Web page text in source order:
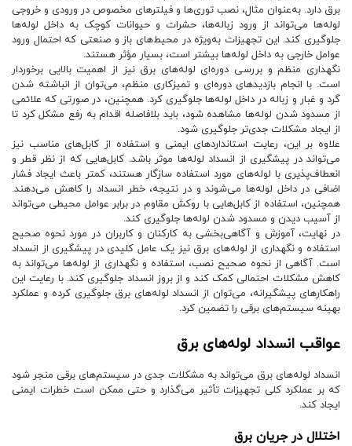
برق دارد. به‌عنوان مثال، نصب توری‌ها و فیلترهای مخصوص در ورودی و خروجی
لوله‌ها می‌تواند از ورود زباله‌ها، حشرات و حیوانات کوچک به داخل لوله‌ها
جلوگیری کند. این تجهیزات به‌ویژه در محیط‌های باز و صنعتی که احتمال ورود
عوامل خارجی به داخل لوله‌ها بیشتر است، بسیار مؤثر هستند.
نگهداری منظم و بررسی دوره‌ای لوله‌های برق نیز از اهمیت بالایی برخوردار
است. با انجام بازدیدهای دوره‌ای و تمیزکاری منظم، می‌توان از انباشته شدن
گرد و غبار و زباله در داخل لوله‌ها جلوگیری کرد. همچنین، در صورتی که علائمی
از مسدود شدن لوله‌ها مشاهده شود، باید بلافاصله اقدام به رفع مشکل کرد تا
از ایجاد مشکلات جدی‌تر جلوگیری شود.
علاوه بر این، رعایت استانداردهای ایمنی و استفاده از کابل‌های مناسب نیز
می‌تواند در پیشگیری از انسداد لوله‌ها موثر باشد. کابل‌هایی که از نظر قطر و
انعطاف‌پذیری با لوله‌های مورد استفاده سازگار هستند، کمتر باعث ایجاد فشار
اضافی در داخل لوله‌ها می‌شوند و در نتیجه، خطر انسداد را کاهش می‌دهند.
همچنین، استفاده از کابل‌هایی با روکش مقاوم در برابر عوامل محیطی می‌تواند
از آسیب دیدن و مسدود شدن لوله‌ها جلوگیری کند.
در نهایت، آموزش و آگاهی‌بخشی به کارکنان و کاربران در مورد نحوه صحیح
استفاده و نگهداری از لوله‌های برق نیز یک عامل کلیدی در پیشگیری از انسداد
است. آگاهی از نحوه صحیح نصب، استفاده و نگهداری از لوله‌ها می‌تواند به
کاهش مشکلات احتمالی کمک کند و از بروز انسداد جلوگیری کند. با رعایت این
راهکارهای پیشگیرانه، می‌توان از انسداد لوله‌های برق جلوگیری کرده و عملکرد
بهینه سیستم‌های برقی را تضمین کرد.
عواقب انسداد لوله‌های برق
انسداد لوله‌های برق می‌تواند به مشکلات جدی در سیستم‌های برقی منجر شود
که بر عملکرد کلی تجهیزات تأثیر می‌گذارد و حتی ممکن است خطرات ایمنی
ایجاد کند.
اختلال در جریان برق